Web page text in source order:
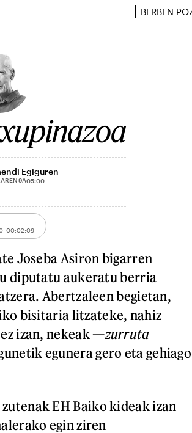
BERBEN
Egiguren
9A05:00
00:02:09
Joseba Asiron bigarren
diputatu aukeratu berria
Abertzaleen begietan,
bisitaria litzateke, nahiz
izan, nekeak —zurruta
egunera gero eta gehiago
EH Baiko kideak izan
egin ziren